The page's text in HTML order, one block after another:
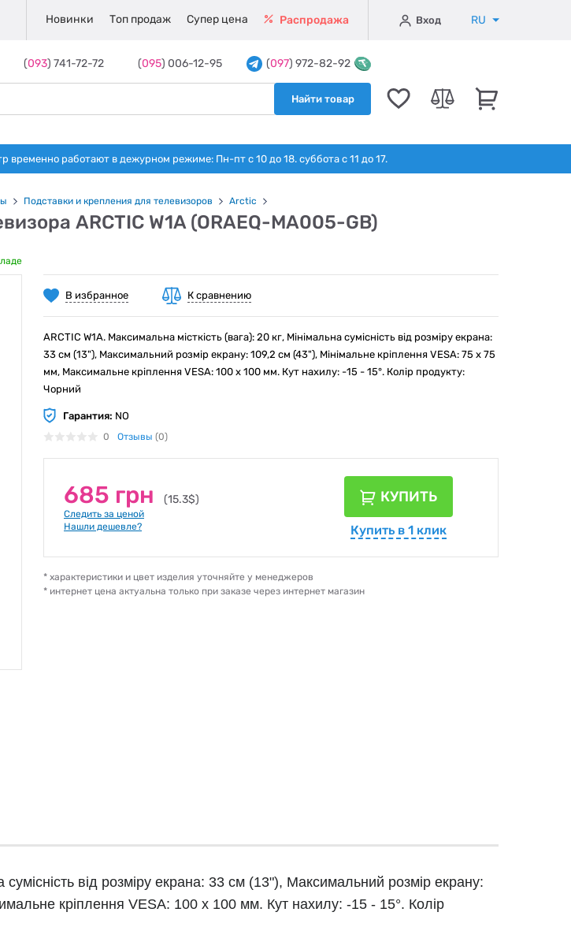
Новинки Топ продаж Супер цена Распродажа Вход RU
(093) 741-72-72 (095) 006-12-95 (097) 972-82-92
Найти товар
работают в дежурном режиме: Пн-пт с 10 до 18. суббота с 11 до 17.
Подставки и крепления для телевизоров Arctic
ARCTIC W1A (ORAEQ-MA005-GB)
В избранное К сравнению
ARCTIC W1A. Максимальна місткість (вага): 20 кг, Мінімальна сумісність від розміру екрана:
33 см (13"), Максимальний розмір екрану: 109,2 см (43"), Мінімальне кріплення VESA: 75 x 75
мм, Максимальне кріплення VESA: 100 x 100 мм. Кут нахилу: -15 - 15°. Колір продукту:
Чорний
Гарантия: NO
0 Отзывы (0)
685 грн (15.3$)
Следить за ценой
Нашли дешевле?
КУПИТЬ
Купить в 1 клик
* характеристики и цвет изделия уточняйте у менеджеров
* интернет цена актуальна только при заказе через интернет магазин
від розміру екрана: 33 см (13"), Максимальний розмір екрану:
кріплення VESA: 100 x 100 мм. Кут нахилу: -15 - 15°. Колір